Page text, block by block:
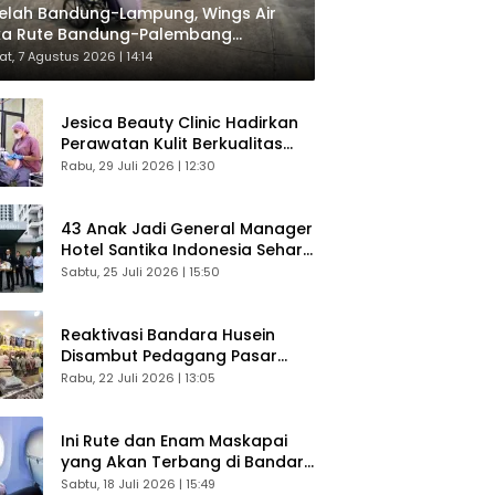
Bandung-Lampung, Wings Air
Rute Bandung-Palembang
Langsung Penumpang
7 Agustus 2026 | 14:14
Jesica Beauty Clinic Hadirkan
Perawatan Kulit Berkualitas
Plus Konsultasi Gratis
Rabu, 29 Juli 2026 | 12:30
43 Anak Jadi General Manager
Hotel Santika Indonesia Sehari
Sukses Digelar
Sabtu, 25 Juli 2026 | 15:50
Reaktivasi Bandara Husein
Disambut Pedagang Pasar
Baru, Diyakini Bangkitkan
Rabu, 22 Juli 2026 | 13:05
Ini Rute dan Enam Maskapai
yang Akan Terbang di Bandara
Husein Sastranegara
Sabtu, 18 Juli 2026 | 15:49